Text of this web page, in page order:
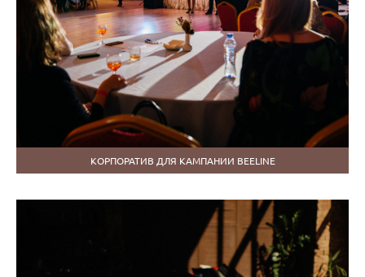
КОРПОРАТИВ ДЛЯ КАМПАНИИ BEELINE